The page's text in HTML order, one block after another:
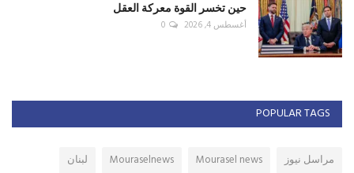
حين تخسر القوة معركة العقل
أغسطس 4, 2026 0
POPULAR TAGS
مراسل نيوز Mourasel news
Mouraselnews
لبنان